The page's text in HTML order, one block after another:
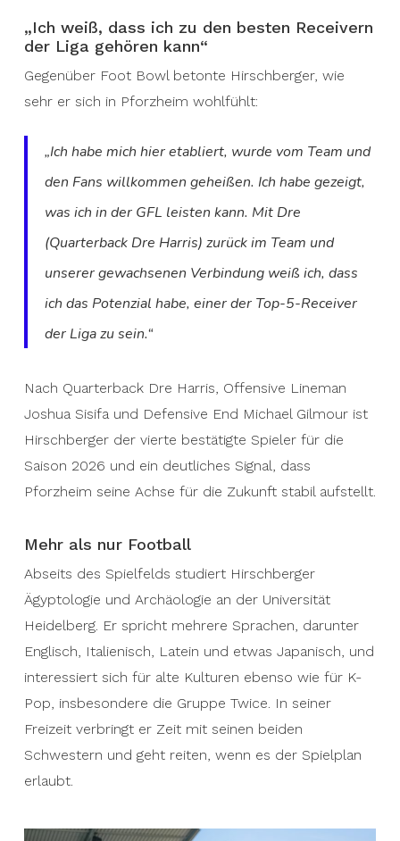
„Ich weiß, dass ich zu den besten Receivern
der Liga gehören kann“
Gegenüber Foot Bowl betonte Hirschberger, wie
sehr er sich in Pforzheim wohlfühlt:
„Ich habe mich hier etabliert, wurde vom Team und
den Fans willkommen geheißen. Ich habe gezeigt,
was ich in der GFL leisten kann. Mit Dre
(Quarterback Dre Harris) zurück im Team und
unserer gewachsenen Verbindung weiß ich, dass
ich das Potenzial habe, einer der Top-5-Receiver
der Liga zu sein.“
Nach Quarterback Dre Harris, Offensive Lineman
Joshua Sisifa und Defensive End Michael Gilmour ist
Hirschberger der vierte bestätigte Spieler für die
Saison 2026 und ein deutliches Signal, dass
Pforzheim seine Achse für die Zukunft stabil aufstellt.
Mehr als nur Football
Abseits des Spielfelds studiert Hirschberger
Ägyptologie und Archäologie an der Universität
Heidelberg. Er spricht mehrere Sprachen, darunter
Englisch, Italienisch, Latein und etwas Japanisch, und
interessiert sich für alte Kulturen ebenso wie für K-
Pop, insbesondere die Gruppe Twice. In seiner
Freizeit verbringt er Zeit mit seinen beiden
Schwestern und geht reiten, wenn es der Spielplan
erlaubt.